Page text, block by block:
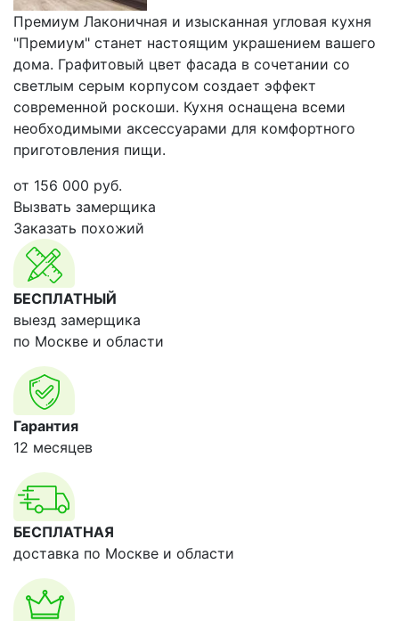
Премиум Лаконичная и изысканная угловая кухня
"Премиум" станет настоящим украшением вашего
дома. Графитовый цвет фасада в сочетании со
светлым серым корпусом создает эффект
современной роскоши. Кухня оснащена всеми
необходимыми аксессуарами для комфортного
приготовления пищи.
от 156 000 руб.
Вызвать замерщика
Заказать похожий
БЕСПЛАТНЫЙ
выезд замерщика
по Москве и области
Гарантия
12 месяцев
БЕСПЛАТНАЯ
доставка по Москве и области